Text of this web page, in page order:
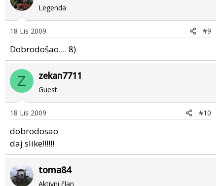
Legenda
18 Lis 2009 #9
Dobrodošao.... 8)
Z zekan7711
Guest
18 Lis 2009 #10
dobrodosao
daj slike!!!!!!
toma84
Aktivni član